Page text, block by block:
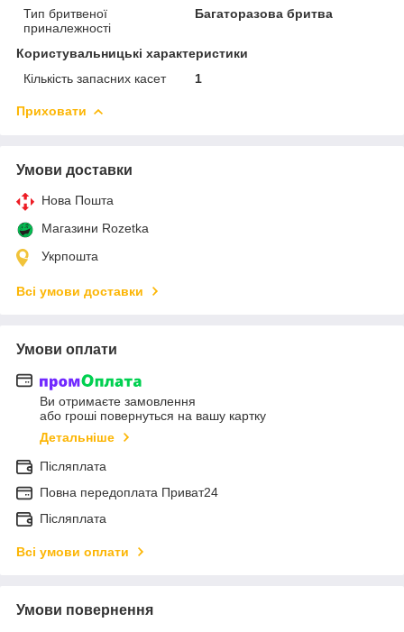
Тип бритвеної
приналежності
Багаторазова бритва
Користувальницькі характеристики
Кількість запасних касет
1
Приховати
Умови доставки
Нова Пошта
Магазини Rozetka
Укрпошта
Всі умови доставки
Умови оплати
Ви отримаєте замовлення
або гроші повернуться на вашу картку
Детальніше
Післяплата
Повна передоплата Приват24
Післяплата
Всі умови оплати
Умови повернення